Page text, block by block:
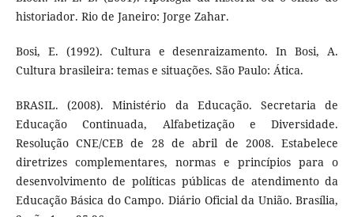
historiador. Rio de Janeiro: Jorge Zahar.
Bosi, E. (1992). Cultura e desenraizamento. In Bosi, A.
Cultura brasileira: temas e situações. São Paulo: Ática.
BRASIL. (2008). Ministério da Educação. Secretaria de
Educação Continuada, Alfabetização e Diversidade.
Resolução CNE/CEB de 28 de abril de 2008. Estabelece
diretrizes complementares, normas e princípios para o
desenvolvimento de políticas públicas de atendimento da
Educação Básica do Campo. Diário Oficial da União. Brasília,